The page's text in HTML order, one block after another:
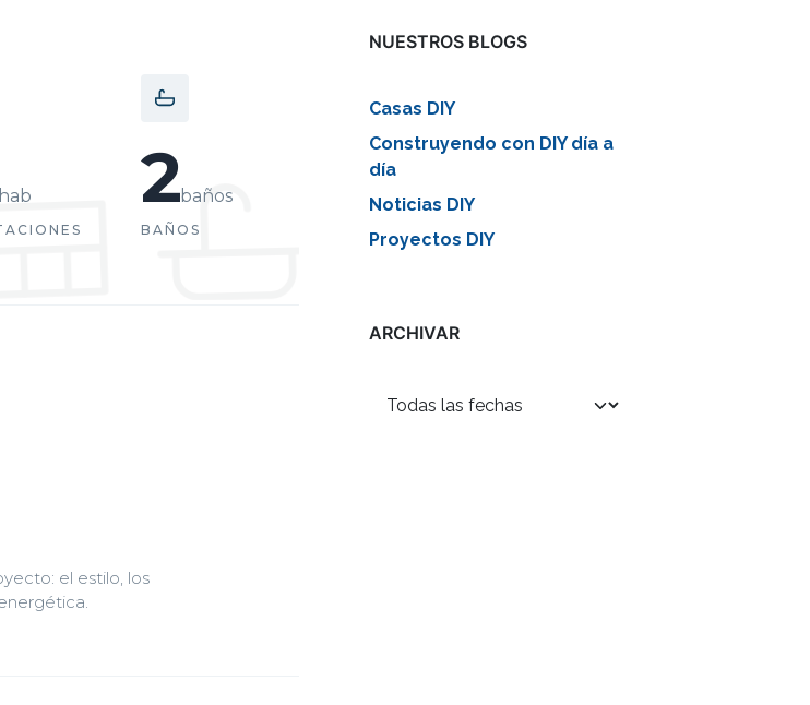
2baños
BAÑOS
el estilo, los
NUESTROS BLOGS
Casas DIY
Construyendo con DIY día a
día
Noticias DIY
Proyectos DIY
ARCHIVAR